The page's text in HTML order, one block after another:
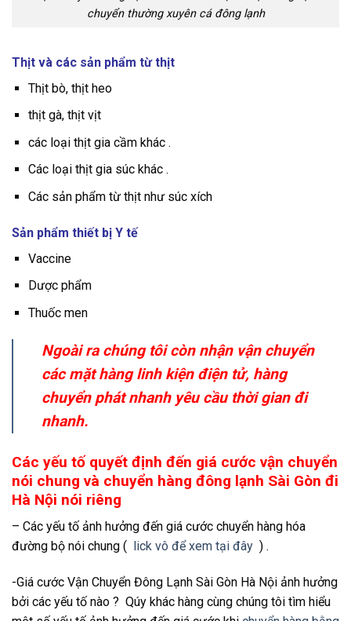
chuyển thường xuyên cá đông lạnh
Thịt và các sản phẩm từ thịt
Thịt bò, thịt heo
thịt gà, thịt vịt
các loại thịt gia cầm khác .
Các loại thịt gia súc khác .
Các sản phẩm từ thịt như súc xích
Sản phẩm thiết bị Y tế
Vaccine
Dược phẩm
Thuốc men
Ngoài ra chúng tôi còn nhận vận chuyển
các mặt hàng linh kiện điện tử, hàng
chuyển phát nhanh yêu cầu thời gian đi
nhanh.
Các yếu tố quyết định đến giá cước vận chuyển
nói chung và chuyển hàng đông lạnh Sài Gòn đi
Hà Nội nói riêng
– Các yếu tố ảnh hưởng đến giá cước chuyển hàng hóa
đường bộ nói chung (
lick vô để xem tại đây ) .
-Giá cước Vận Chuyển Đông Lạnh Sài Gòn Hà Nội ảnh hưởng
bởi các yếu tố nào ? Qúy khác hàng cùng chúng tôi tìm hiểu